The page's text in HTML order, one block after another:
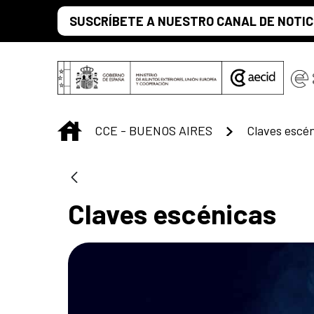
Saltar al contenido principal
SUSCRÍBETE A NUESTRO CANAL DE
INICIO
CCE - BUENOS AIRES Claves
Claves escénicas